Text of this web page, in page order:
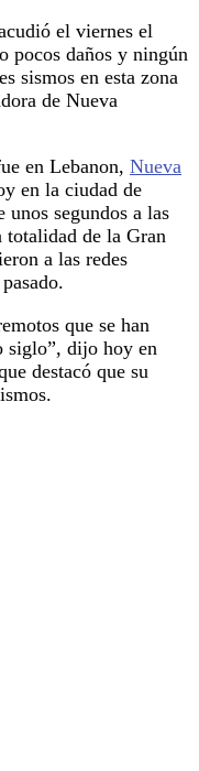
el viernes el
pocos daños y ningún
sismos en esta zona
de Nueva
en Lebanon, Nueva
en la ciudad de
segundos a las
de la Gran
a las redes
que se han
siglo”, dijo hoy en
destacó que su